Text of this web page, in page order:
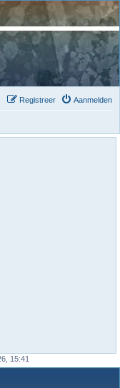
Aanmelden
Registreer
15:41